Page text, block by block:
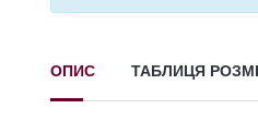
ОПИС ТАБЛИЦЯ